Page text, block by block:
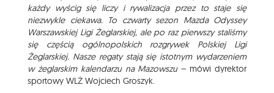
każdy wyścig się liczy i rywalizacja przez to staje się
niezwykle ciekawa. To czwarty sezon Mazda Odyssey
Warszawskiej Ligi Żeglarskiej, ale po raz pierwszy staliśmy
się częścią ogólnopolskich rozgrywek Polskiej Ligi
Żeglarskiej. Nasze regaty stają się istotnym wydarzeniem
w żeglarskim kalendarzu na Mazowszu– mówi dyrektor
sportowy WLŻ Wojciech Groszyk.